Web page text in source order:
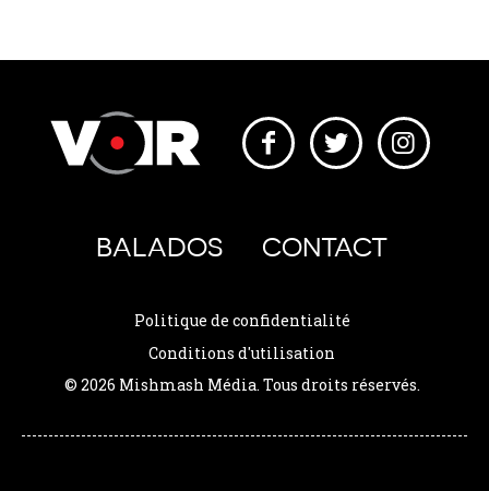
BALADOS CONTACT
Politique de confidentialité
Conditions d'utilisation
© 2026 Mishmash Média. Tous droits réservés.